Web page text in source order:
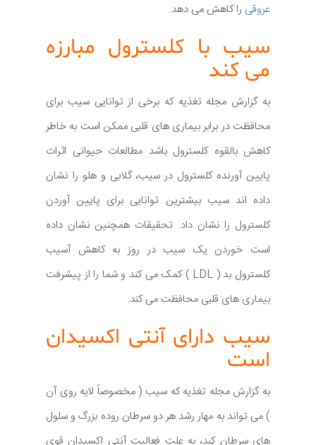
عروقی را کاهش می دهد.
سیب با کلسترول مبارزه
می کند
به گزارش مجله تغذیه که برخی از توانایی سیب برای
محافظت در برابر بیماری های قلبی ممکن است به خاطر
کاهش بالقوه کلسترول باشد مطالعات حیوانی اثرات
پایین آورنده کلسترول در سیب، گلابی و هلو را نشان
داده اند سیب بیشترین توانایی برای پایین آوردن
کلسترول را نشان داد. تحقیقات همچنین نشان داده
است خوردن یک سیب در روز به کاهش آسیب
کلسترول بد ( LDL ) کمک می کند و شما را از پیشرفت
بیماری های قلبی محافظت می کند.
سیب دارای آنتی اکسیدان
است
به گزارش مجله تغذیه که سیب ( مخصوصاً لایه روی آن
) می تواند به مهار رشد هر دو سرطان روده بزرگ و سلول
های سرطان کبد، به علت فعالیت آنتی اکسیدان قوی